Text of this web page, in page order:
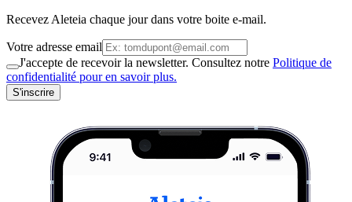
Recevez Aleteia chaque jour dans votre boite e-mail.
Votre adresse email
J'accepte de recevoir la newsletter. Consultez notre Politique de
confidentialité pour en savoir plus.
S'inscrire